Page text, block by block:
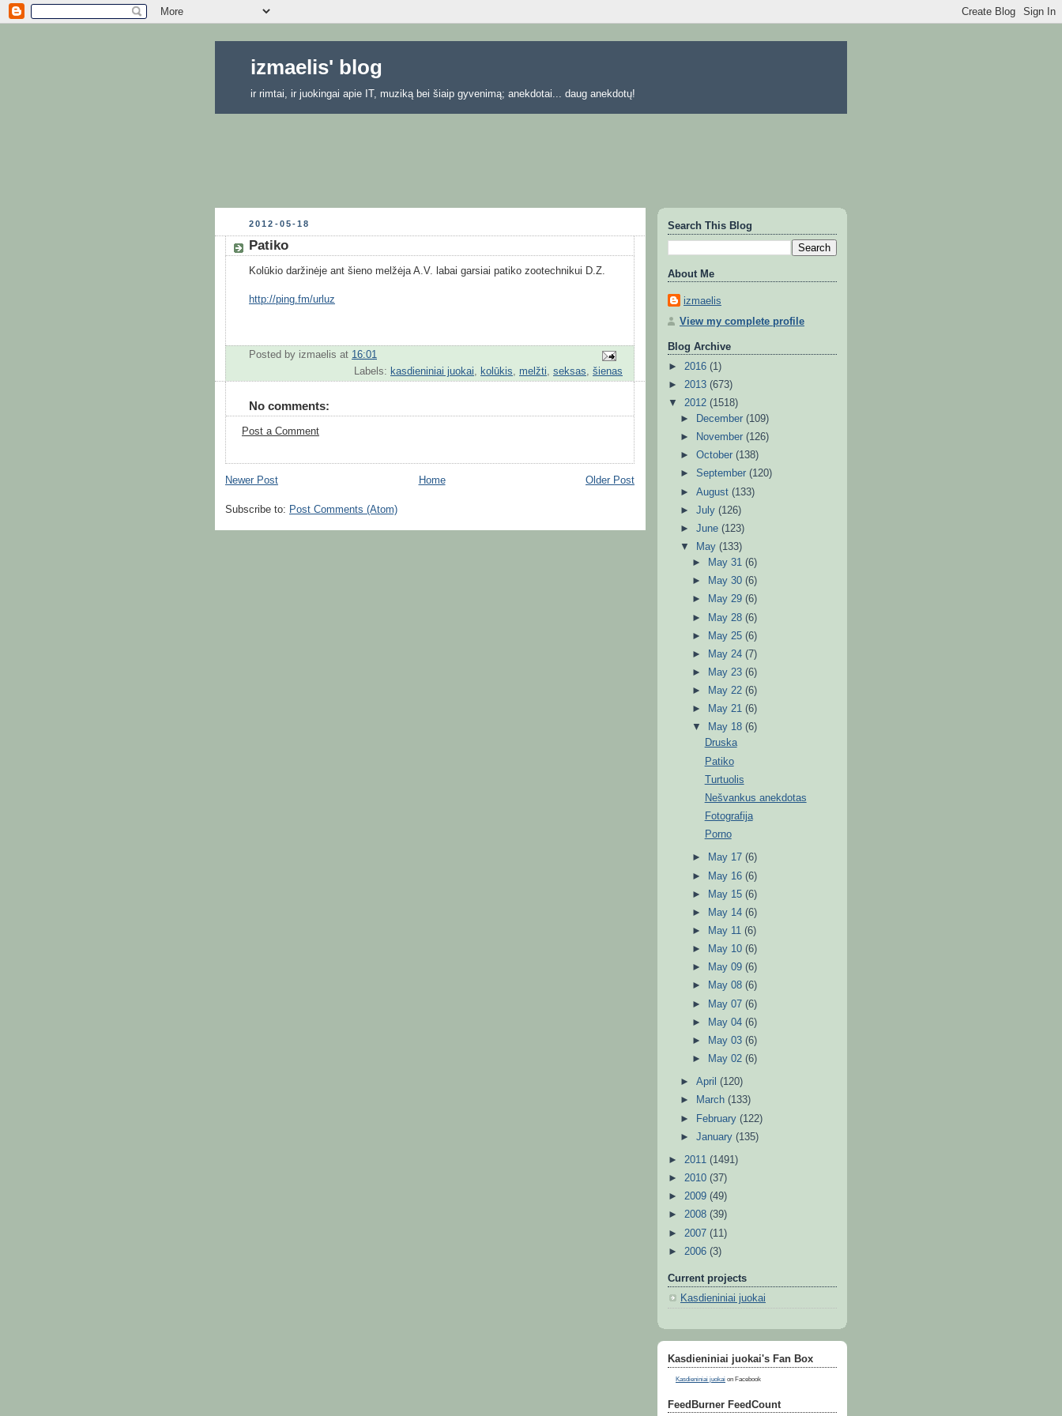
izmaelis' blog
ir rimtai, ir juokingai apie IT, muziką bei šiaip gyvenimą; anekdotai... daug anekdotų!
2012-05-18
Patiko
Kolūkio daržinėje ant šieno melžėja A.V. labai garsiai patiko zootechnikui D.Z.
http://ping.fm/urluz
Posted by izmaelis at 16:01
Labels: kasdieniniai juokai kolūkis melžti seksas šienas
No comments:
Post a Comment
Newer Post Older Post
Home
Subscribe to: Post Comments (Atom)
Search This Blog
About Me
izmaelis
View my complete profile
Blog Archive
► 2016 (1)
► 2013 (673)
▼ 2012 (1518)
►
December(109)
►
November(126)
►October(138)
►September(120)
►August(133)
►July(126)
►June(123)
▼
May(133)
►
May 31(6)
►
May 30(6)
►
May 29(6)
►
May 28(6)
►
May 25(6)
►
May 24(7)
►
May 23(6)
►
May 22(6)
►
May 21(6)
▼
May 18(6)
Druska
Patiko
Turtuolis
Nešvankus anekdotas
Fotografija
Porno
► May 17(6)
►
May 16(6)
►
May 15(6)
►
May 14(6)
►
May 11(6)
►
May 10(6)
►
May 09(6)
►
May 08(6)
►
May 07(6)
►
May 04(6)
►
May 03(6)
►
May 02(6)
►April(120)
►
March(133)
►
February(122)
►January(135)
► 2011 (1491)
► 2010 (37)
► 2009 (49)
► 2008 (39)
► 2007 (11)
► 2006 (3)
Current projects
Kasdieniniai juokai
Kasdieniniai juokai's Fan Box
Kasdieniniai juokai on Facebook
FeedBurner FeedCount